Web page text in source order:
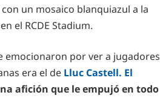
un mosaico blanquiazul a la
el RCDE Stadium.
emocionaron por ver a jugadores
era el de Lluc Castell. El
afición que le empujó en todo